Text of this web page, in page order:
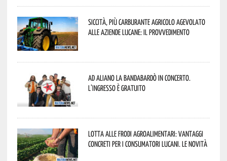
Siccità, più carburante agricolo agevolato
alle aziende lucane: il provvedimento
Ad Aliano la Bandabardò in concerto.
L’ingresso è gratuito
Lotta alle frodi agroalimentari: vantaggi
concreti per i consumatori lucani. Le novità